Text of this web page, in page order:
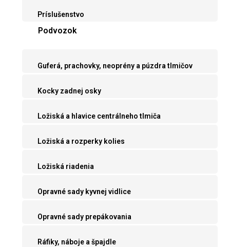
Príslušenstvo
Podvozok
Guferá, prachovky, neoprény a púzdra tlmičov
Kocky zadnej osky
Ložiská a hlavice centrálneho tlmiča
Ložiská a rozperky kolies
Ložiská riadenia
Opravné sady kyvnej vidlice
Opravné sady prepákovania
Ráfiky, náboje a špajdle